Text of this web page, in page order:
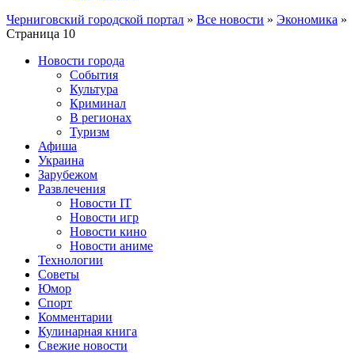
Черниговский городской портал » Все новости » Экономика »
Страница 10
Новости города
События
Культура
Криминал
В регионах
Туризм
Афиша
Украина
Зарубежом
Развлечения
Новости IT
Новости игр
Новости кино
Новости аниме
Технологии
Советы
Юмор
Спорт
Комментарии
Кулинарная книга
Свежие новости